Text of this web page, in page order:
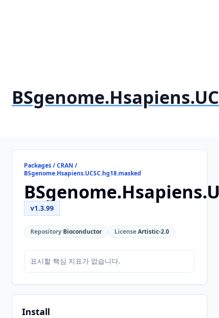
Packages / CRAN /
BSgenome.Hsapiens.UCSC.hg18.masked
v1.3.99
Repository Bioconductor LicenseArtistic-2.0
표시할 핵심 지표가 없습니다.
Install